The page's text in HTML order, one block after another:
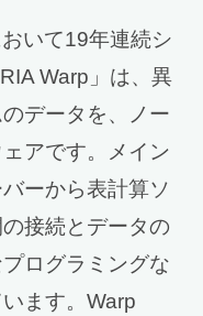
いて19年連続シ
Warp」は、異
データを、ノー
アです。メイン
ーから表計算ソ
接続とデータの
ログラミングな
ます。Warp